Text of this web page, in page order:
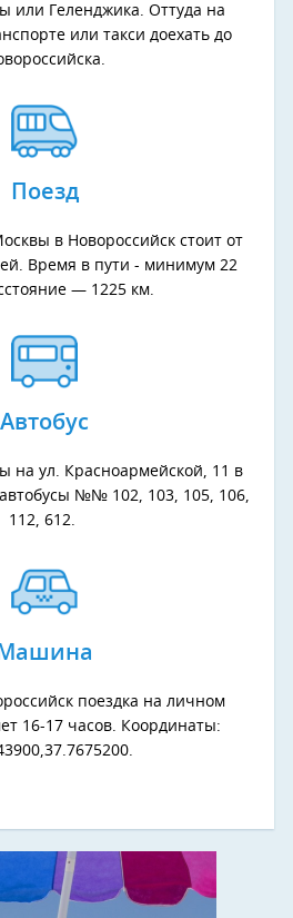
или Геленджика. Оттуда на
или такси доехать до
Поезд
в Новороссийск стоит от
Время в пути - минимум 22
— 1225 км.
Автобус
на ул. Красноармейской, 11 в
№№ 102, 103, 105, 106,
112, 612.
Машина
поездка на личном
16-17 часов. Координаты: